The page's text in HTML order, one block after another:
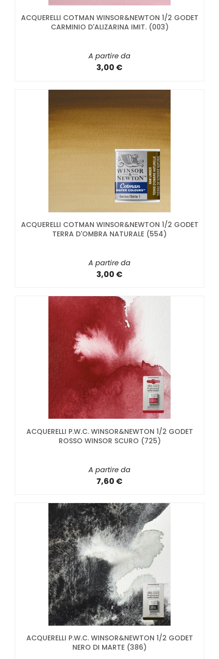
ACQUERELLI COTMAN WINSOR&NEWTON 1/2 GODET
CARMINIO D'ALIZARINA IMIT. (003)
A partire da
3,00 €
ACQUERELLI COTMAN WINSOR&NEWTON 1/2 GODET
TERRA D'OMBRA NATURALE (554)
A partire da
3,00 €
ACQUERELLI P.W.C. WINSOR&NEWTON 1/2 GODET
ROSSO WINSOR SCURO (725)
A partire da
7,60 €
ACQUERELLI P.W.C. WINSOR&NEWTON 1/2 GODET
NERO DI MARTE (386)